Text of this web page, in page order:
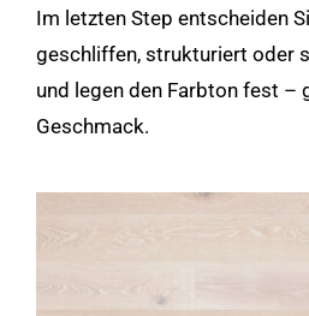
Im letzten Step entscheiden
geschliffen, strukturiert oder
und legen den Farbton fest –
Geschmack.